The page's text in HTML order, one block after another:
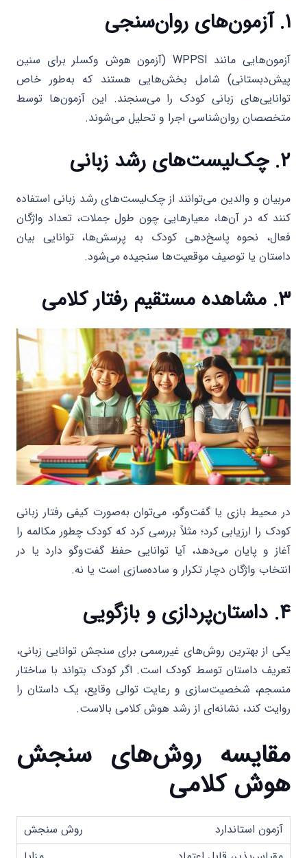
۱. آزمون‌های روان‌سنجی
آزمون‌هایی مانند WPPSI (آزمون هوش وکسلر برای سنین
پیش‌دبستانی) شامل بخش‌هایی هستند که به‌طور خاص
توانایی‌های زبانی کودک را می‌سنجند. این آزمون‌ها توسط
متخصصان روان‌شناسی اجرا و تحلیل می‌شوند.
۲. چک‌لیست‌های رشد زبانی
مربیان و والدین می‌توانند از چک‌لیست‌های رشد زبانی استفاده
کنند که در آن‌ها، معیارهایی چون طول جملات، تعداد واژگان
فعال، نحوه پاسخ‌دهی کودک به پرسش‌ها، توانایی بیان
داستان یا توصیف موقعیت‌ها سنجیده می‌شود.
۳. مشاهده مستقیم رفتار کلامی
در محیط بازی یا گفت‌وگو، می‌توان به‌صورت کیفی رفتار زبانی
کودک را ارزیابی کرد؛ مثلاً بررسی کرد که کودک چطور مکالمه را
آغاز و پایان می‌دهد، آیا توانایی حفظ گفت‌وگو دارد یا در
انتخاب واژگان دچار تکرار و ساده‌سازی است یا نه.
۴. داستان‌پردازی و بازگویی
یکی از بهترین روش‌های غیررسمی برای سنجش توانایی زبانی،
تعریف داستان توسط کودک است. اگر کودک بتواند با ساختار
منسجم، شخصیت‌سازی و رعایت توالی وقایع، یک داستان را
روایت کند، نشانه‌ای از رشد هوش کلامی بالاست.
مقایسه روش‌های سنجش
هوش کلامی
آزمون استاندارد